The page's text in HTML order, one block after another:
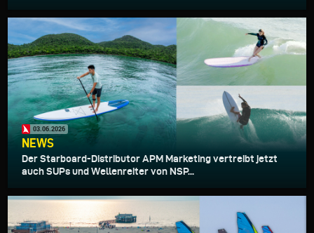
03.06.2026
NEWS
Der Starboard-Distributor APM Marketing vertreibt jetzt
auch SUPs und Wellenreiter von NSP...